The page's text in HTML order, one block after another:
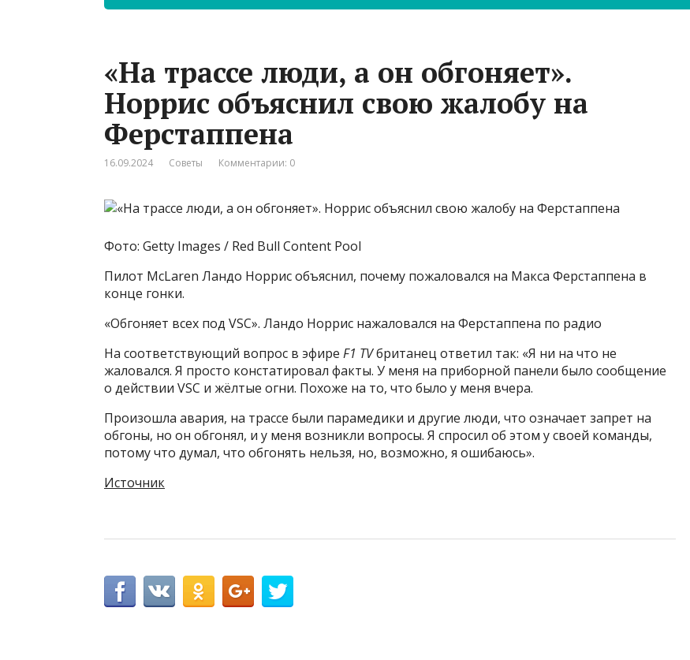
«На трассе люди, а он обгоняет».
Норрис объяснил свою жалобу на
Ферстаппена
16.09.2024 Советы Комментарии: 0
Фото: Getty Images / Red Bull Content Pool
Пилот McLaren Ландо Норрис объяснил, почему пожаловался на Макса Ферстаппена в
конце гонки.
«Обгоняет всех под VSC». Ландо Норрис нажаловался на Ферстаппена по радио
На соответствующий вопрос в эфире F1 TVбританец ответил так: «Я ни на что не
жаловался. Я просто констатировал факты. У меня на приборной панели было сообщение
о действии VSC и жёлтые огни. Похоже на то, что было у меня вчера.
Произошла авария, на трассе были парамедики и другие люди, что означает запрет на
обгоны, но он обгонял, и у меня возникли вопросы. Я спросил об этом у своей команды,
потому что думал, что обгонять нельзя, но, возможно, я ошибаюсь».
Источник